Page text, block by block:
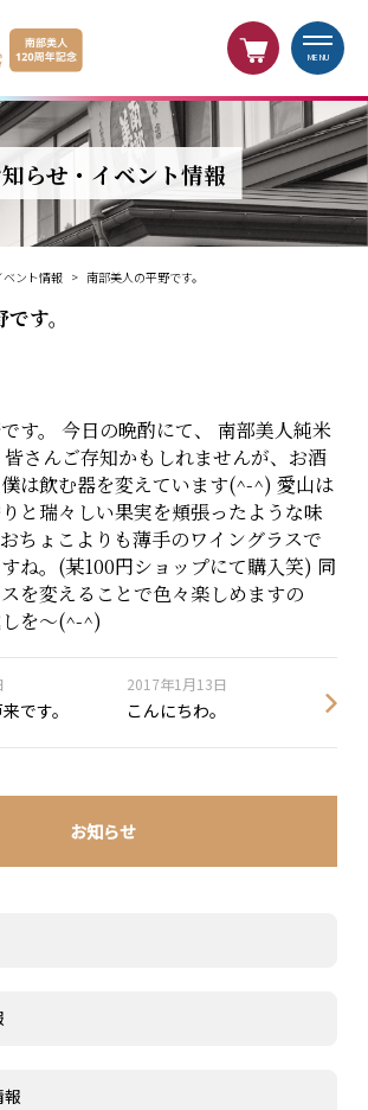
MENU
らせ・イベント情報
ベント情報 > 南部美人の平野です。
お知らせ
報
す。
す。 今日の晩酌にて、 南部美人純米
さんご存知かもしれませんが、お酒
は飲む器を変えています(^-^) 愛山は
と瑞々しい果実を頬張ったような味
ちょこよりも薄手のワイングラスで
ね。(某100円ショップにて購入笑) 同
を変えることで色々楽しめますの
を〜(^-^)
です。
2017年1月13日
こんにちわ。